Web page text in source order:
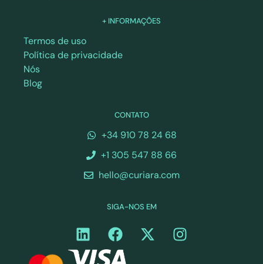
+ INFORMAÇÕES
Termos de uso
Política de privacidade
Nós
Blog
CONTATO
+34 910 78 24 68
+1 305 547 88 66
hello@curiara.com
SIGA-NOS EM